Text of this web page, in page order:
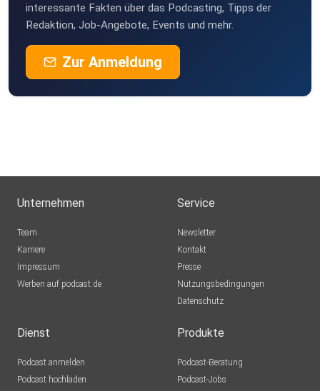
interessante Fakten über das Podcasting, Tipps der
Redaktion, Job-Angebote, Events und mehr.
Zur Anmeldung
Unternehmen
Team
Karriere
Impressum
Werben auf podcast.de
Service
Newsletter
Kontakt
Presse
Nutzungsbedingungen
Datenschutz
Dienst
Podcast anmelden
Podcast hochladen
Produkte
Podcast-Beratung
Podcast-Jobs